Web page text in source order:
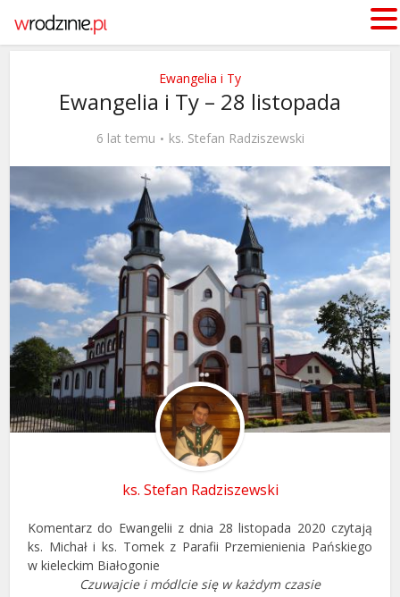
Ewangelia i Ty
Ewangelia i Ty – 28 listopada
6 lat temu ks. Stefan Radziszewski
ks. Stefan Radziszewski
Komentarz do Ewangelii z dnia 28 listopada 2020 czytają
ks. Michał i ks. Tomek z Parafii Przemienienia Pańskiego
w kieleckim Białogonie
Czuwajcie i módlcie się w każdym czasie